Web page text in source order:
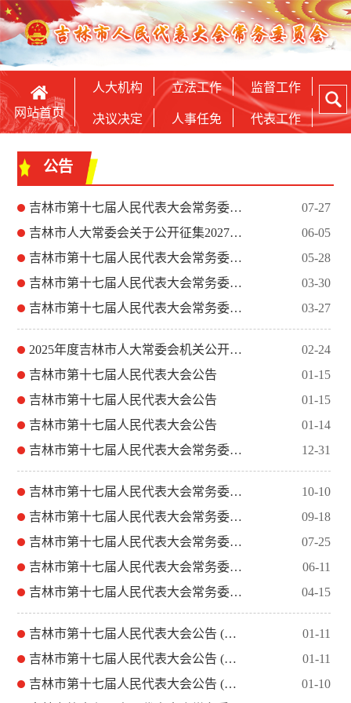
网站首页
人大机构 立法工作 监督工作
决议决定 人事任免 代表工作
公告
吉林市第十七届人民代表大会常务委员会公告
07-27
吉林市人大常委会关于公开征集2027—2031年地方立法规划...
06-05
吉林市第十七届人民代表大会常务委员会公告
05-28
吉林市第十七届人民代表大会常务委员会公告
03-30
吉林市第十七届人民代表大会常务委员会公告
03-27
2025年度吉林市人大常委会机关公开遴选公务员拟任职人员公示...
02-24
吉林市第十七届人民代表大会公告
01-15
吉林市第十七届人民代表大会公告
01-15
吉林市第十七届人民代表大会公告
01-14
吉林市第十七届人民代表大会常务委员会公告
12-31
吉林市第十七届人民代表大会常务委员会公告
10-10
吉林市第十七届人民代表大会常务委员会公告
09-18
吉林市第十七届人民代表大会常务委员会公告
07-25
吉林市第十七届人民代表大会常务委员会公告
06-11
吉林市第十七届人民代表大会常务委员会公告
04-15
吉林市第十七届人民代表大会公告 (第十四号)
01-11
吉林市第十七届人民代表大会公告 (第十三号)
01-11
吉林市第十七届人民代表大会公告 (第十二号)
01-10